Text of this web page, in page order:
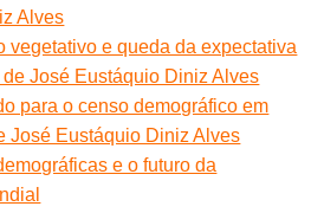
Alves
vegetativo e queda da expectativa
José Eustáquio Diniz Alves
para o censo demográfico em
José Eustáquio Diniz Alves
e o futuro da